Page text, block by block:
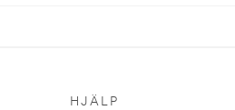
HJÄLP